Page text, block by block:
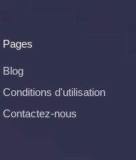
Pages
Blog
Conditions d'utilisation
Contactez-nous